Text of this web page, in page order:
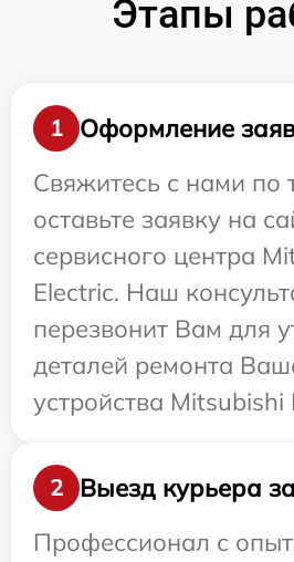
Этапы
1
Оформление
Свяжитесь с нами по
оставьте заявку на
сервисного центра
Electric. Наш
перезвонит Вам для
деталей ремонта
устройства Mitsubishi
2
Выезд курьера
Профессионал с